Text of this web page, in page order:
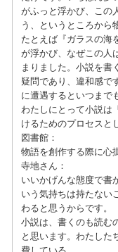
がふっと浮かび、この
う、というところから
たとえば『ガラスの海
が浮かび、なぜこの人
まりました。小説を書
疑問であり、違和感で
に遭遇するといつまで
わたしにとって小説は
けるためのプロセスと
図書館：
物語を創作する際に心
寺地さん：
いいかげんな態度で書
いう気持ちは持たない
わると思うからです。
小説は、書くのも読む
と思います。わたした
費している。